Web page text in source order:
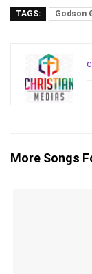
TAGS: Godson
More Songs